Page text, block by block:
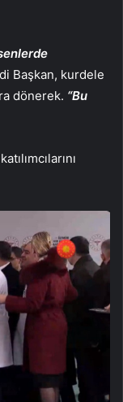
Başkan, kurdele
dönerek. “Bu